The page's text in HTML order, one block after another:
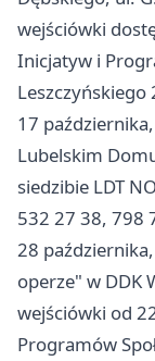
wejściówki
Inicjatyw i
17
Lubelskim
siedzibie LDT
532 27 38, 798
28
operze" w DDK
wejściówki od
Programów